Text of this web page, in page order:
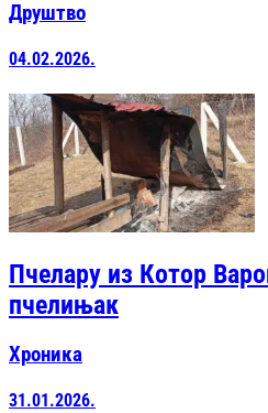
Друштво
04.02.2026.
Пчелару из Котор
пчелињак
Хроника
31.01.2026.